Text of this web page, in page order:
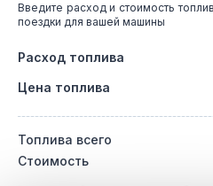
Введите расход и стоимость
поездки для вашей машины
Расход топлива
Цена топлива
Топлива всего
Стоимость